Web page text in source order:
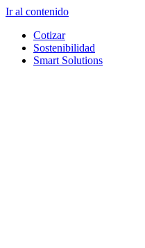
Ir al contenido
Cotizar
Sostenibilidad
Smart Solutions